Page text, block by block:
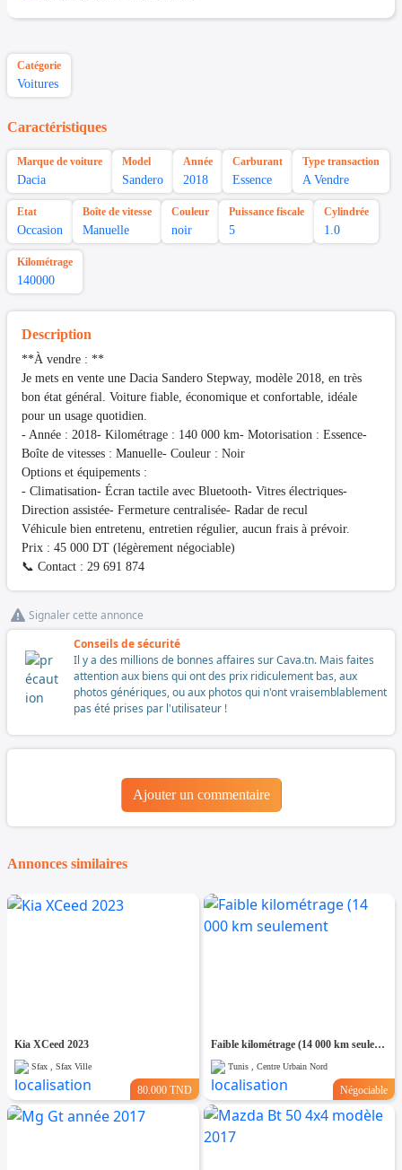
Catégorie
Voitures
Caractéristiques
Marque de voiture
Dacia
Model
Sandero
Année
2018
Carburant
Essence
Type transaction
A Vendre
Etat
Occasion
Boîte de vitesse
Manuelle
Couleur
noir
Puissance fiscale
5
Cylindrée
1.0
Kilométrage
140000
Description
**À vendre : **
Je mets en vente une Dacia Sandero Stepway, modèle 2018, en très
bon état général. Voiture fiable, économique et confortable, idéale
pour un usage quotidien.
- Année : 2018- Kilométrage : 140 000 km- Motorisation : Essence-
Boîte de vitesses : Manuelle- Couleur : Noir
Options et équipements :
- Climatisation- Écran tactile avec Bluetooth- Vitres électriques-
Direction assistée- Fermeture centralisée- Radar de recul
Véhicule bien entretenu, entretien régulier, aucun frais à prévoir.
Prix : 45 000 DT (légèrement négociable)
📞 Contact : 29 691 874
Signaler cette annonce
Conseils de sécurité
Il y a des millions de bonnes affaires sur Cava.tn. Mais faites
attention aux biens qui ont des prix ridiculement bas, aux
photos génériques, ou aux photos qui n'ont vraisemblablement
pas été prises par l'utilisateur !
Ajouter un commentaire
Annonces similaires
Kia XCeed 2023
Sfax , Sfax Ville
80.000 TND
Faible kilométrage (14 000 km seulement
Tunis , Centre Urbain Nord
Négociable